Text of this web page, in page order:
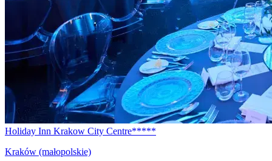
Holiday Inn Krakow City Centre*****
Kraków (małopolskie)